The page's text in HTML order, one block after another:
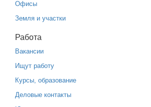
Офисы
Земля и участки
Работа
Вакансии
Ищут работу
Курсы, образование
Деловые контакты